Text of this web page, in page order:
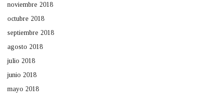
noviembre 2018
octubre 2018
septiembre 2018
agosto 2018
julio 2018
junio 2018
mayo 2018